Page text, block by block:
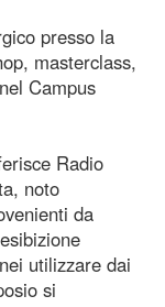
presso la
masterclass,
Campus
Radio
noto
da
utilizzare dai
si